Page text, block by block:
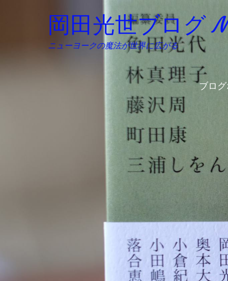
岡田光世ブログ
ニューヨークの魔法が世界に広がる
ブロ